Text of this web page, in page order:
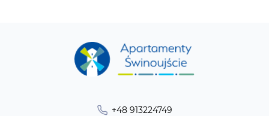
+48 913224749